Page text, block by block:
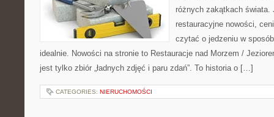
różnych zakątkach świata.
restauracyjne nowości,
czytać o jedzeniu w
idealnie. Nowości na stronie to Restauracje nad Morzem /
jest tylko zbiór „ładnych zdjęć i paru zdań”. To historia o […]
CATEGORIES: NIERUCHOMOŚCI